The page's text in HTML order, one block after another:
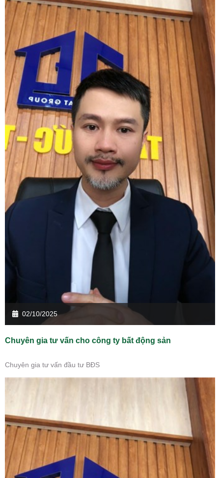
02/10/2025
Chuyên gia tư vấn cho công ty bất động sản
Chuyên gia tư vấn đầu tư BĐS